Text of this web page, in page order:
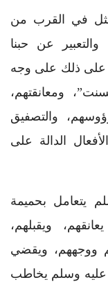
في القرب من
والتعبير عن حبنا
على ذلك على وجه
ومعانقتهم،
والتصفيق
الدالة على
يتعامل بحميمة
ويقبلهم،
ووجههم، ويقضي
وسلم يخاطب